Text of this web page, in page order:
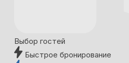
Выбор гостей
Быстрое бронирование